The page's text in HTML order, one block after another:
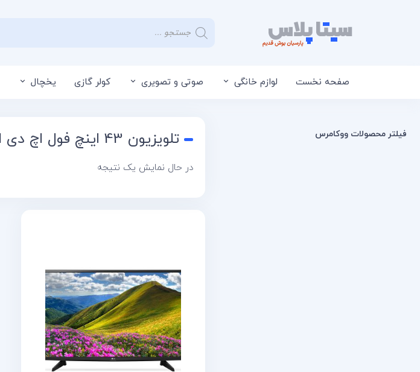
صفحه نخست لوازم خانگی صوتی و تصویری کولر گازی یخچال
تلویزیون 43 اینچ فول اچ دی ال جی LG TV 43LJ510V
در حال نمایش یک نتیجه
فیلتر محصولات ووکامرس